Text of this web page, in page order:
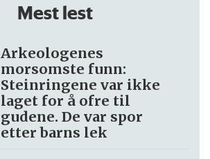
Mest lest
Arkeologenes
morsomste funn:
Steinringene var ikke
laget for å ofre til
gudene. De var spor
etter barns lek